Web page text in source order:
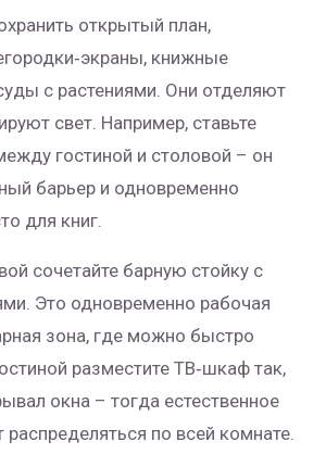
открытый план,
книжные
с растениями. Они отделяют
свет. Например, ставьте
гостиной и столовой – он
барьер и одновременно
для книг.
сочетайте барную стойку с
Это одновременно рабочая
зона, где можно быстро
разместите ТВ‑шкаф так,
окна – тогда естественное
по всей комнате.